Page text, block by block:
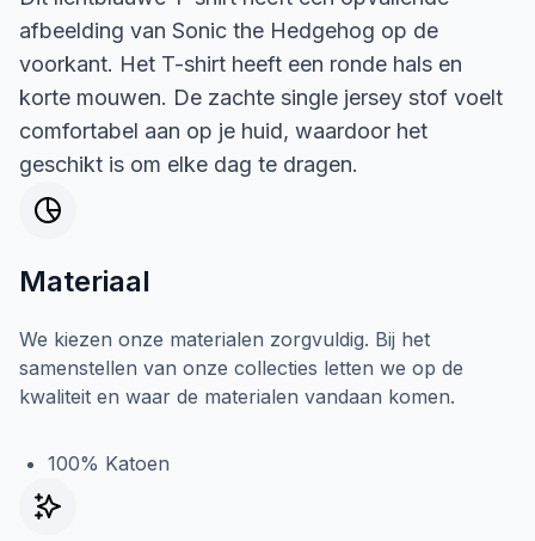
afbeelding van Sonic the Hedgehog op de
voorkant. Het T-shirt heeft een ronde hals en
korte mouwen. De zachte single jersey stof voelt
comfortabel aan op je huid, waardoor het
geschikt is om elke dag te dragen.
Materiaal
We kiezen onze materialen zorgvuldig. Bij het
samenstellen van onze collecties letten we op de
kwaliteit en waar de materialen vandaan komen.
100% Katoen